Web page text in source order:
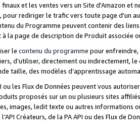
et les ventes vers un Site d'Amazon et
pour rediriger le trafic vers toute page d'un
du Programme peuvent contenir des
la page de description de Produit associée
le contenu du programme pour
d’utiliser, directement ou indirectement,
taille, des modèles d’apprentissage
ou les Flux de Données peuvent vous
proposés sur un ou plusieurs sites
images, ledit texte ou autres informations
Créateurs, de la PA API ou des Flux de